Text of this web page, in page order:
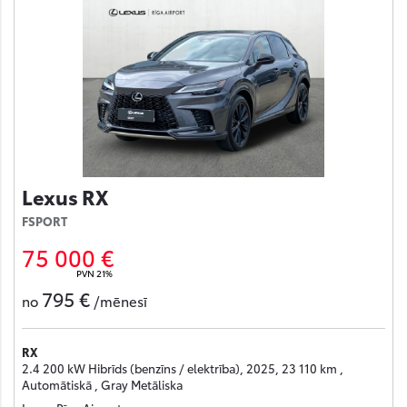
Lexus RX
FSPORT
75 000 €
PVN 21%
no 795 € /mēnesī
RX
2.4 200 kW Hibrīds (benzīns / elektrība), 2025, 23 110 km ,
Automātiskā , Gray Metāliska